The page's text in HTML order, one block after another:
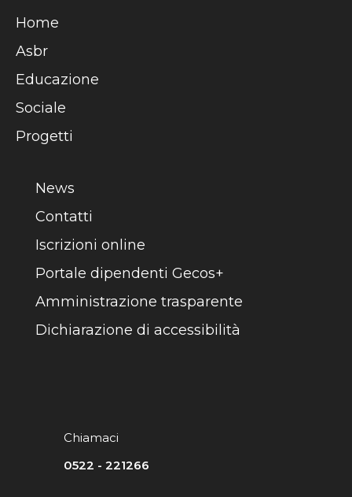
Home
Asbr
Educazione
Sociale
Progetti
News
Contatti
Iscrizioni online
Portale dipendenti Gecos+
Amministrazione trasparente
Dichiarazione di accessibilità
Chiamaci
0522 - 221266